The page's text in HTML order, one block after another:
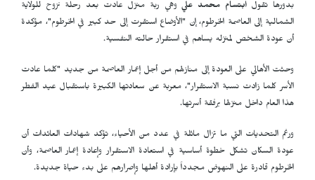
بدورها تقولابتسام محمد عليوهي ربة منزل عادت بعد رحلة نزوح للولاية
الشمالية إلى العاصمة الخرطوم، إن "الأوضاع استقرت إلى حد كبير في الخرطوم"، مؤكدة
أن عودة الشخص لمنزله يساهم في استقرار حالته النفسية.
وحثت الأهالي على العودة إلى منازلهم من أجل إعمار العاصمة من جديد "كلما عادت
الأسر كلما زادت نسبة الاستقرار"، معربة عن سعادتها الكبيرة باستقبال عيد الفطر
هذا العام داخل منزلها برفقة أسرتها.
ورغم التحديات التي ما تزال ماثلة في عدد من الأحياء، تؤكد شهادات العائدات أن
عودة السكان تشكل خطوة أساسية في استعادة الاستقرار وإعادة إعمار العاصمة، وأن
الخرطوم قادرة على النهوض مجدداً بإرادة أهلها وإصرارهم على بدء حياة جديدة.